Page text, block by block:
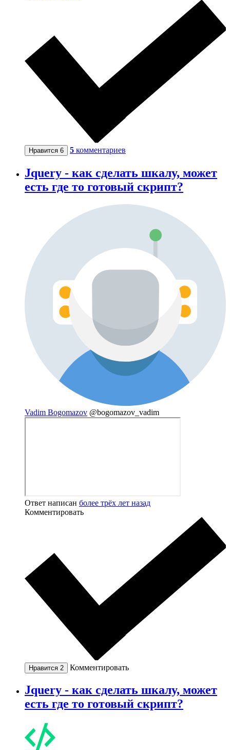
Нравится 6 5 комментариев
Jquery - как сделать шкалу, может
есть где то готовый скрипт?
Vadim Bogomazov @bogomazov_vadim
Ответ написан более трёх лет назад
Комментировать
Нравится 2 Комментировать
Jquery - как сделать шкалу, может
есть где то готовый скрипт?